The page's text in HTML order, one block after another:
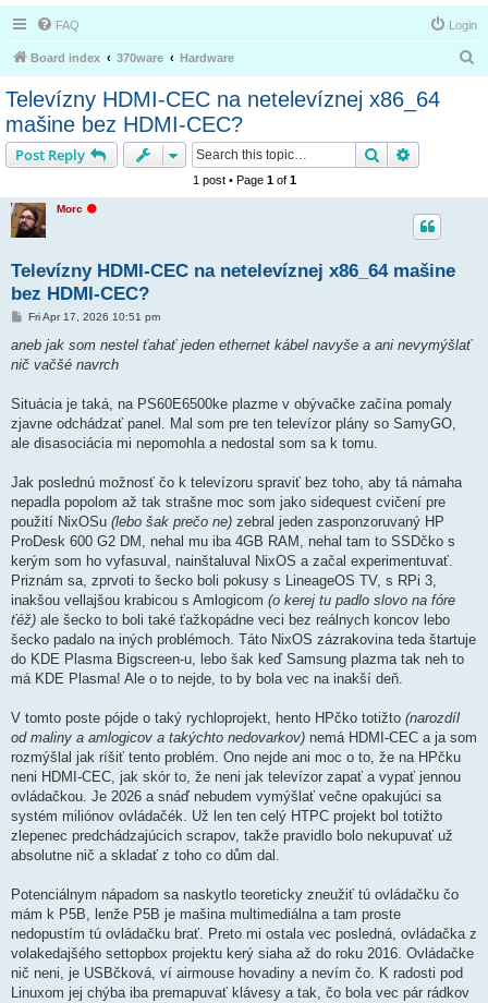
FAQ Login
Board index 370ware Hardware
Televízny HDMI-CEC na netelevíznej x86_64
mašine bez HDMI-CEC?
Post Reply Search
1 post • Page 1of 1
Morc
n
e
Televízny HDMI-CEC na netelevíznej x86_64 mašine
bez HDMI-CEC?
P
s
Fri Apr 17, 2026 10:51 pm
aneb jak som nestel ťahať jeden ethernet kábel navyše a ani nevymýšlať
nič vačšé navrch
Situácia je taká, na PS60E6500ke plazme v obývačke začína pomaly
zjavne odchádzať panel. Mal som pre ten televízor plány so SamyGO,
ale disasociácia mi nepomohla a nedostal som sa k tomu.
Jak poslednú možnosť čo k televízoru spraviť bez toho, aby tá námaha
nepadla popolom až tak strašne moc som jako sidequest cvičení pre
použití NixOSu (lebo šak prečo ne) zebral jeden zasponzoruvaný HP
ProDesk 600 G2 DM, nehal mu iba 4GB RAM, nehal tam to SSDčko s
kerým som ho vyfasuval, nainštaluval NixOS a začal experimentuvať.
Priznám sa, zprvoti to šecko boli pokusy s LineageOS TV, s RPi 3,
inakšou vellajšou krabicou s Amlogicom (o kerej tu padlo slovo na fóre
ťéž) ale šecko to boli také ťažkopádne veci bez reálnych koncov lebo
šecko padalo na iných problémoch. Táto NixOS zázrakovina teda štartuje
do KDE Plasma Bigscreen-u, lebo šak keď Samsung plazma tak neh to
má KDE Plasma! Ale o to nejde, to by bola vec na inakší deň.
V tomto poste pójde o taký rychloprojekt, hento HPčko totižto (narozdíl
od maliny a amlogicov a takýchto nedovarkov) nemá HDMI-CEC a ja som
rozmýšlal jak ríšiť tento problém. Ono nejde ani moc o to, že na HPčku
neni HDMI-CEC, jak skór to, že neni jak televízor zapať a vypať jennou
ovládačkou. Je 2026 a snáď nebudem vymýšlať večne opakujúci sa
systém miliónov ovládačék. Už len ten celý HTPC projekt bol totižto
zlepenec predchádzajúcich scrapov, takže pravidlo bolo nekupuvať už
absolutne nič a skladať z toho co dům dal.
Potenciálnym nápadom sa naskytlo teoreticky zneužiť tú ovládačku čo
mám k P5B, lenže P5B je mašina multimediálna a tam proste
nedopustím tú ovládačku brať. Preto mi ostala vec posledná, ovládačka z
volakedajšého settopbox projektu kerý siaha až do roku 2016. Ovládačke
nič neni, je USBčková, ví airmouse hovadiny a nevím čo. K radosti pod
Linuxom jej chýba iba premapuvať klávesy a tak, čo bola vec pár rádkov